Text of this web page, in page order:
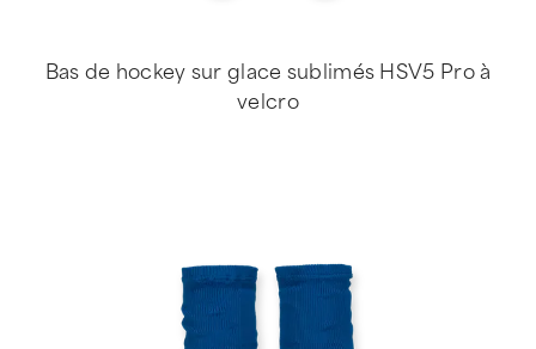
Bas de hockey sur glace sublimés HSV5 Pro à
velcro